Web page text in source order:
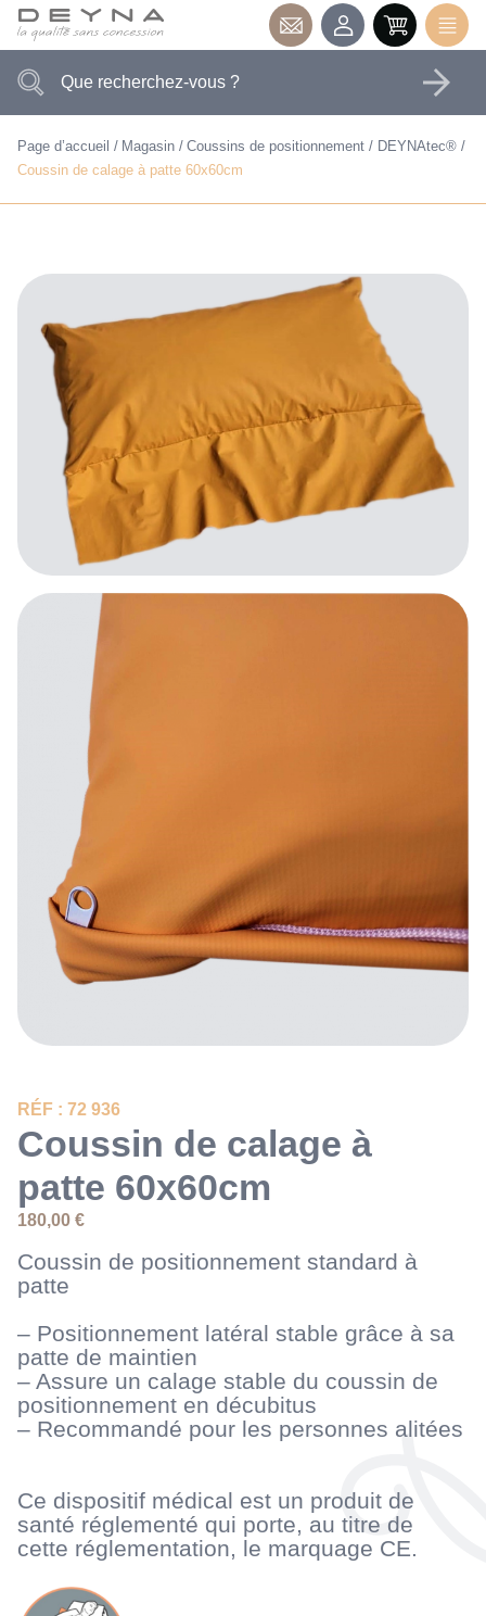
Page d’accueil Magasin Coussins de positionnement
DEYNAtec®
Coussin de calage à patte 60x60cm
RÉF : 72 936
Coussin de calage à
patte 60x60cm
180,00 €
Coussin de positionnement standard à
patte
– Positionnement latéral stable grâce à sa
patte de maintien
– Assure un calage stable du coussin de
positionnement en décubitus
– Recommandé pour les personnes alitées
Ce dispositif médical est un produit de
santé réglementé qui porte, au titre de
cette réglementation, le marquage CE.